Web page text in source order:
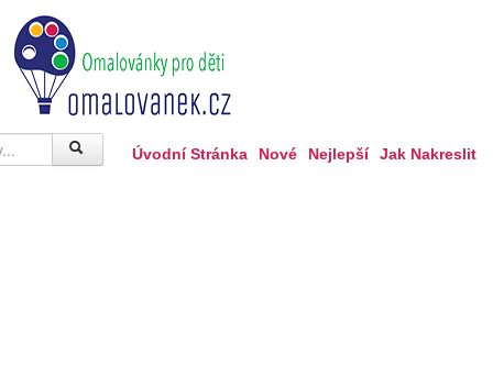
Úvodní Stránka Nové Nejlepší Jak Nakreslit